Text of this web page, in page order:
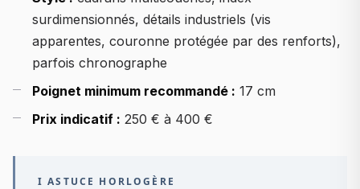
surdimensionnés, détails industriels (vis
apparentes, couronne protégée par des renforts),
parfois chronographe
Poignet minimum recommandé : 17 cm
Prix indicatif : 250 € à 400 €
I ASTUCE HORLOGÈRE